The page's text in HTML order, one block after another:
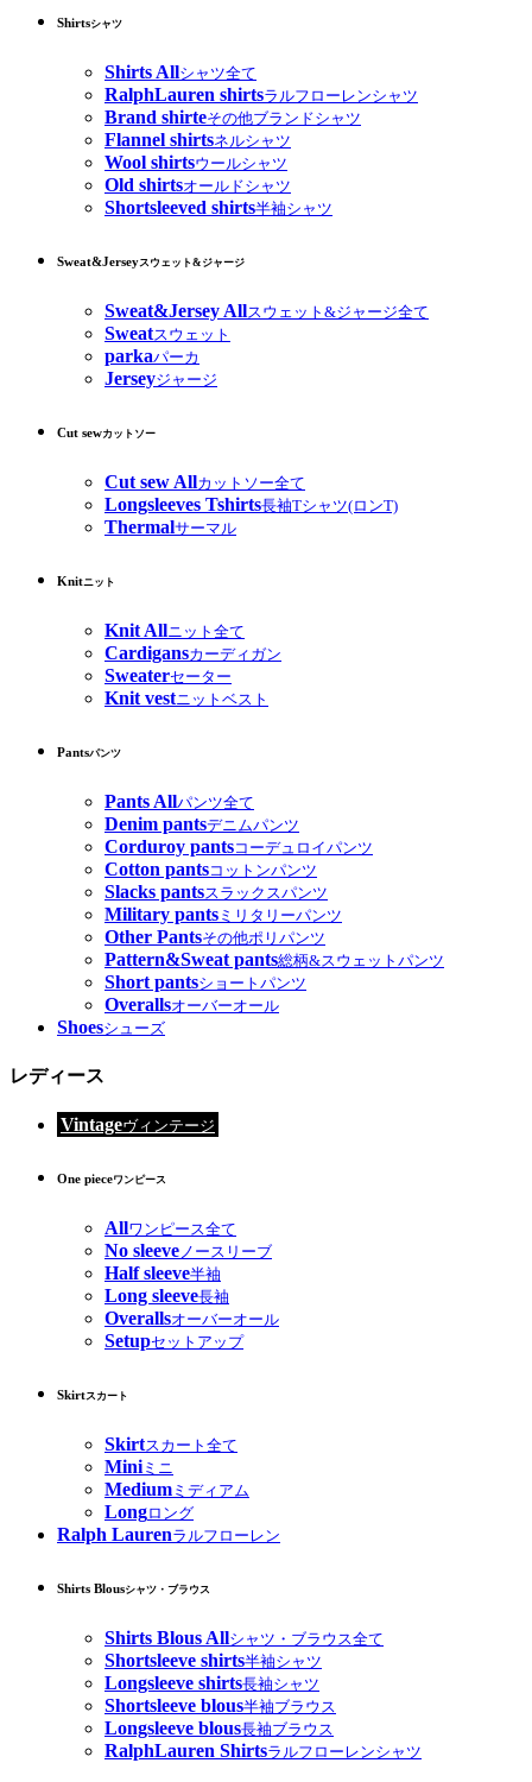
Shirtsシャツ
Shirts Allシャツ全て
RalphLauren shirtsラルフローレンシャツ
Brand shirteその他ブランドシャツ
Flannel shirtsネルシャツ
Wool shirtsウールシャツ
Old shirtsオールドシャツ
Shortsleeved shirts半袖シャツ
Sweat&Jerseyスウェット&ジャージ
Sweat&Jersey Allスウェット&ジャージ全て
Sweatスウェット
parkaパーカ
Jerseyジャージ
Cut sewカットソー
Cut sew Allカットソー全て
Longsleeves Tshirts長袖Tシャツ(ロンT)
Thermalサーマル
Knitニット
Knit Allニット全て
Cardigansカーディガン
Sweaterセーター
Knit vestニットベスト
Pantsパンツ
Pants Allパンツ全て
Denim pantsデニムパンツ
Corduroy pantsコーデュロイパンツ
Cotton pantsコットンパンツ
Slacks pantsスラックスパンツ
Military pants ミリタリーパンツ
Other Pantsその他ポリパンツ
Pattern&Sweat pants総柄&スウェットパンツ
Short pantsショートパンツ
Overallsオーバーオール
Shoesシューズ
レディース
Vintageヴィンテージ
One pieceワンピース
Allワンピース全て
No sleeveノースリーブ
Half sleeve半袖
Long sleeve長袖
Overallsオーバーオール
Setupセットアップ
Skirtスカート
Skirtスカート全て
Miniミニ
Medium ミディアム
Longロング
Ralph Laurenラルフローレン
Shirts Blousシャツ・ブラウス
Shirts Blous Allシャツ・ブラウス全て
Shortsleeve shirts半袖シャツ
Longsleeve shirts長袖シャツ
Shortsleeve blous半袖ブラウス
Longsleeve blous長袖ブラウス
RalphLauren Shirtsラルフローレンシャツ